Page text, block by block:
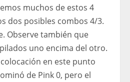
muchos de estos 4
dos posibles combos 4/3.
Observe también que
uno encima del otro.
en este punto
de Pink 0, pero el